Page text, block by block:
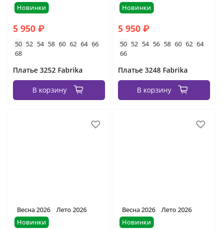
Новинки
5 950 ₽
50 52 54 58 60 62 64 66
68
Платье 3252 Fabrika
В корзину
Новинки
5 950 ₽
50 52 54 56 58 60 62 64
66
Платье 3248 Fabrika
В корзину
Весна 2026
Лето 2026
Новинки
Весна 2026
Лето 2026
Новинки